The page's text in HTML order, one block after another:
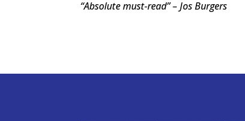
“Absolute must-read” – Jos Burgers